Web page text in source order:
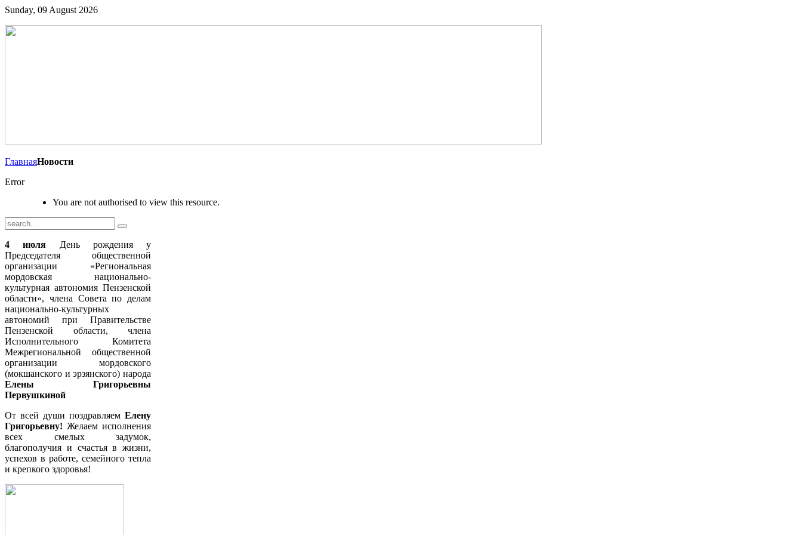
Sunday, 09 August 2026
ГлавнаяНовости
Error
You are not authorised to view this resource.
4 июля День рождения у
Председателя общественной
организации «Региональная
мордовская национально-
культурная автономия Пензенской
области», члена Совета по делам
национально-культурных
автономий при Правительстве
Пензенской области, члена
Исполнительного Комитета
Межрегиональной общественной
организации мордовского
(мокшанского и эрзянского) народа
Елены Григорьевны
Первушкиной
От всей души поздравляем Елену
Григорьевну! Желаем исполнения
всех смелых задумок,
благополучия и счастья в жизни,
успехов в работе, семейного тепла
и крепкого здоровья!